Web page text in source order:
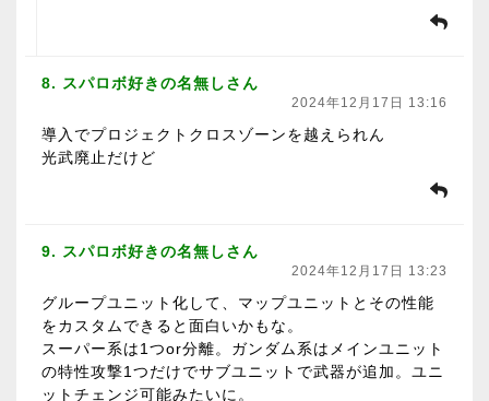
8. スパロボ好きの名無しさん
2024年12月17日 13:16
導入でプロジェクトクロスゾーンを越えられん
光武廃止だけど
9. スパロボ好きの名無しさん
2024年12月17日 13:23
グループユニット化して、マップユニットとその性能
をカスタムできると面白いかもな。
スーパー系は1つor分離。ガンダム系はメインユニット
の特性攻撃1つだけでサブユニットで武器が追加。ユニ
ットチェンジ可能みたいに。